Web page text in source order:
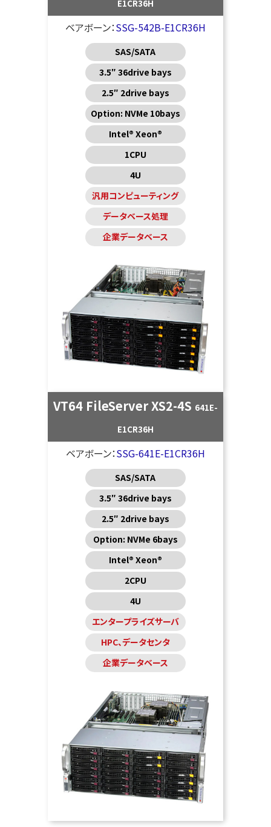
E1CR36H
ベアボーン：SSG-542B-E1CR36H
SAS/SATA
3.5″ 36drive bays
2.5″ 2drive bays
Option: NVMe 10bays
Intel® Xeon®
1CPU
4U
汎用コンピューティング
データベース処理
企業データベース
VT64 FileServer XS2-4S 641E-
E1CR36H
ベアボーン：SSG-641E-E1CR36H
SAS/SATA
3.5″ 36drive bays
2.5″ 2drive bays
Option: NVMe 6bays
Intel® Xeon®
2CPU
4U
エンタープライズサーバ
HPC、データセンタ
企業データベース